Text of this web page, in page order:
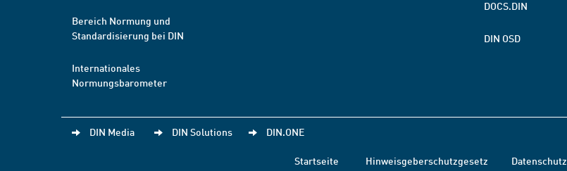
Bereich Normung und
Standardisierung bei DIN
Internationales
Normungsbarometer
DOCS.DIN
DIN OSD
DIN Media DIN Solutions DIN.ONE
Startseite Hinweisgeberschutzgesetz Datenschutz